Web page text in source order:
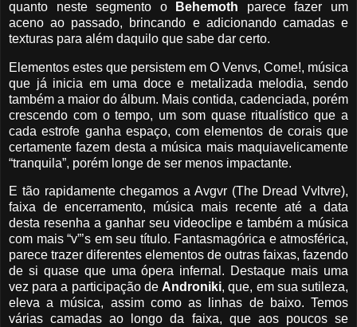
quanto neste segmento o Behemoth parece fazer um
aceno ao passado, brincando e adicionando camadas e
texturas para além daquilo que sabe dar certo.
Elementos estes que persistem em O Venvs, Come!, música
que já inicia em uma doce e metalizada melodia, sendo
também a maior do álbum. Mais contida, cadenciada, porém
crescendo com o tempo, um som quase ritualístico que a
cada estrofe ganha espaço, com elementos de corais que
certamente fazem desta a música mais maquiavelicamente
“tranquila”, porém longe de ser menos impactante.
E tão rapidamente chegamos a Avgvr (The Dread Vvltvre),
faixa de encerramento, música mais recente até a data
desta resenha a ganhar seu videoclipe e também a música
com mais “v”’s em seu título. Fantasmagórica e atmosférica,
parece trazer diferentes elementos de outras faixas, fazendo
de si quase que uma ópera infernal. Destaque mais uma
vez para a participação deAndroniki, que, em sua sutileza,
eleva a música, assim como as linhas de baixo. Temos
várias camadas ao longo da faixa, que aos poucos se